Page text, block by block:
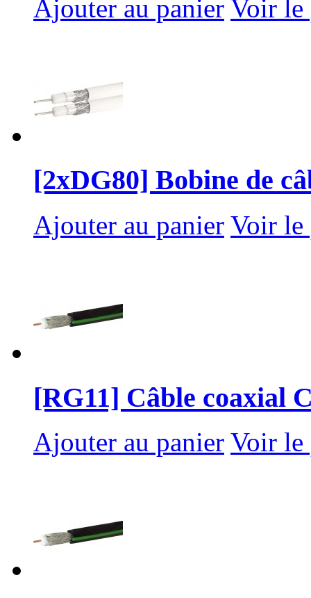
Ajouter au panier Voir
[2xDG80] Bobine de
Ajouter au panier Voir le
[RG11] Câble coaxial
Ajouter au panier Voir le